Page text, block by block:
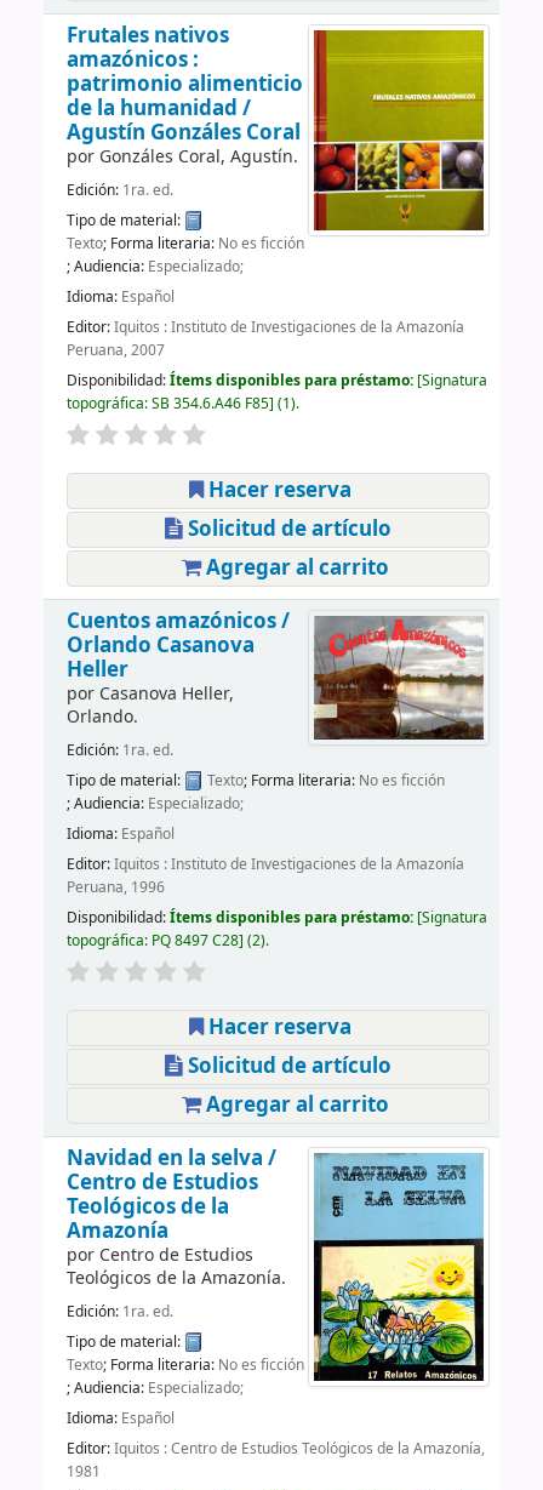
Frutales nativos
amazónicos :
patrimonio alimenticio
de la humanidad /
Agustín Gonzáles Coral
por Gonzáles Coral, Agustín.
Edición: 1ra. ed.
Tipo de material:
Texto; Forma literaria: No es ficción
; Audiencia: Especializado;
Idioma: Español
Editor:Iquitos : Instituto de Investigaciones de la Amazonía
Peruana, 2007
Disponibilidad:Ítems disponibles para préstamo: Signatura
topográfica:SB 354.6.A46 F85 (1).
Hacer reserva
Solicitud de artículo
Agregar al carrito
Cuentos amazónicos /
Orlando Casanova
Heller
por Casanova Heller,
Orlando.
Edición: 1ra. ed.
Tipo de material:
Texto; Forma literaria: No es ficción
; Audiencia: Especializado;
Idioma: Español
Editor:Iquitos : Instituto de Investigaciones de la Amazonía
Peruana, 1996
Disponibilidad:Ítems disponibles para préstamo: Signatura
topográfica: PQ 8497 C28 (2).
Hacer reserva
Solicitud de artículo
Agregar al carrito
Navidad en la selva /
Centro de Estudios
Teológicos de la
Amazonía
por Centro de Estudios
Teológicos de la Amazonía.
Edición: 1ra. ed.
Tipo de material:
Texto; Forma literaria: No es ficción
; Audiencia: Especializado;
Idioma: Español
Editor:Iquitos : Centro de Estudios Teológicos de la Amazonía,
1981